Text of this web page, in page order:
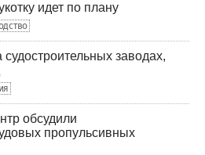
идет по плану
заводах,
обсудили
пропульсивных